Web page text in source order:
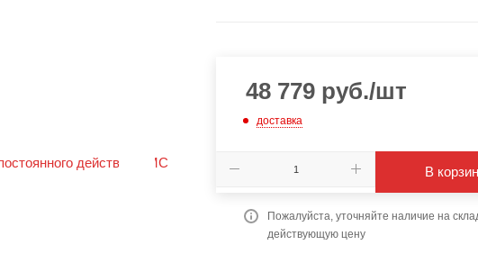
48 779 руб./шт
доставка
В
Пожалуйста, уточняйте наличие на
действующую цену